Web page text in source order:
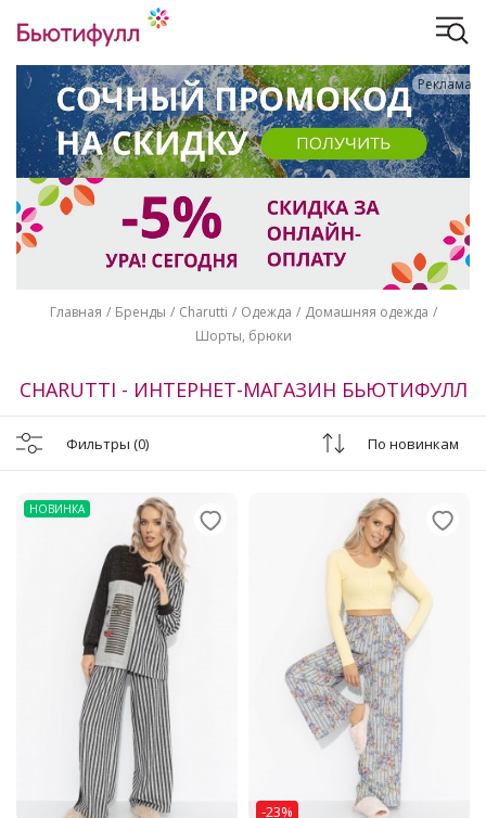
Реклама
Главная Бренды Charutti Одежда
Домашняя одежда
Шорты, брюки
CHARUTTI - ИНТЕРНЕТ-МАГАЗИН БЬЮТИФУЛЛ
Фильтры (0) По новинкам
НОВИНКА
-23%